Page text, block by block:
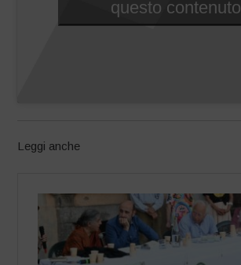
questo contenuto
Leggi anche